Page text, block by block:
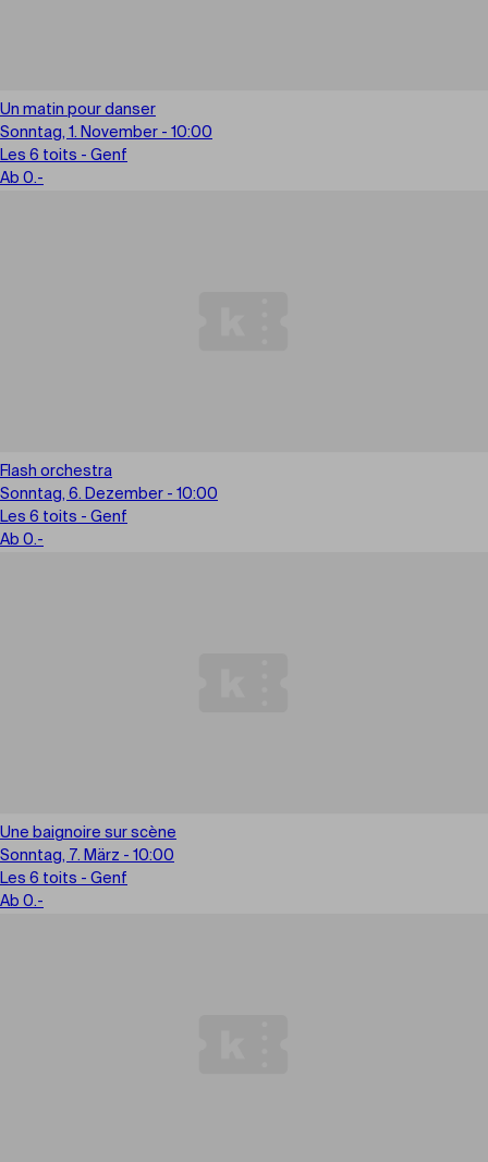
Un matin pour danser
Sonntag, 1. November - 10:00
Les 6 toits - Genf
Ab 0.-
Flash orchestra
Sonntag, 6. Dezember - 10:00
Les 6 toits - Genf
Ab 0.-
Une baignoire sur scène
Sonntag, 7. März - 10:00
Les 6 toits - Genf
Ab 0.-